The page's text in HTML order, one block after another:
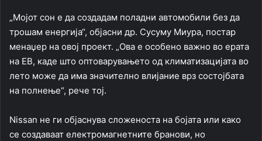
„Мојот сон е да создадам поладни автомобили без да
трошам енергија“, објасни др. Сусуму Миура, постар
менаџер на овој проект. „Ова е особено важно во ерата
на ЕВ, каде што оптоварувањето од климатизацијата во
лето може да има значително влијание врз состојбата
на полнење“, рече тој.
Nissan не ги објаснува сложеноста на бојата или како
се создаваат електромагнетните бранови, но